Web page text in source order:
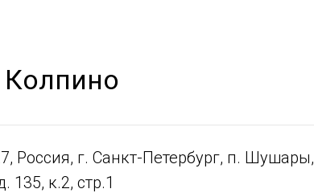
Россия, г. Санкт-Петербург, п. Шушары,
135, к.2, стр.1